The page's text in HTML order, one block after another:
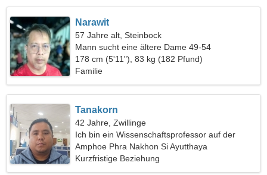
Narawit
57 Jahre alt, Steinbock
Mann sucht eine ältere Dame 49-54
178 cm (5'11"), 83 kg (182 Pfund)
Familie
Tanakorn
42 Jahre, Zwillinge
Ich bin ein Wissenschaftsprofessor auf der
Suche nach einer schönen Frau
Amphoe Phra Nakhon Si Ayutthaya
Kurzfristige Beziehung